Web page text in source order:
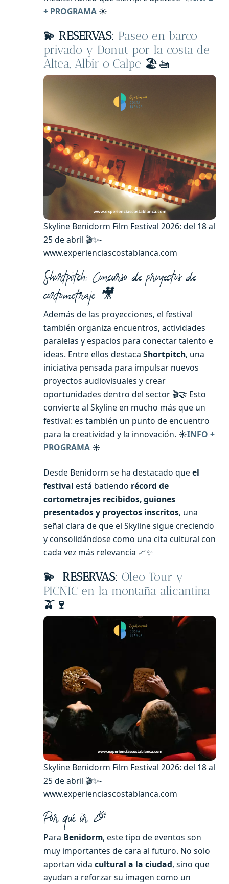
+ PROGRAMA ☀️
💫 RESERVAS: Paseo en barco
privado y Donut por la costa de
Altea, Albir o Calpe 🏖️🚤
Skyline Benidorm Film Festival 2026: del 18 al
25 de abril 🎬✨-
www.experienciascostablanca.com
Shortpitch: Concurso de proyectos de
cortometraje 🎥
Además de las proyecciones, el festival
también organiza encuentros, actividades
paralelas y espacios para conectar talento e
ideas. Entre ellos destaca Shortpitch, una
iniciativa pensada para impulsar nuevos
proyectos audiovisuales y crear
oportunidades dentro del sector 🎬🤝 Esto
convierte al Skyline en mucho más que un
festival: es también un punto de encuentro
para la creatividad y la innovación. ☀️INFO +
PROGRAMA ☀️
Desde Benidorm se ha destacado que el
festival está batiendo récord de
cortometrajes recibidos, guiones
presentados y proyectos inscritos, una
señal clara de que el Skyline sigue creciendo
y consolidándose como una cita cultural con
cada vez más relevancia 📈✨
💫 RESERVAS: Oleo Tour y
PICNIC en la montaña alicantina
🫒🍷
Skyline Benidorm Film Festival 2026: del 18 al
25 de abril 🎬✨-
www.experienciascostablanca.com
Por qué ir 🎉
Para Benidorm, este tipo de eventos son
muy importantes de cara al futuro. No solo
aportan vida cultural a la ciudad, sino que
ayudan a reforzar su imagen como un